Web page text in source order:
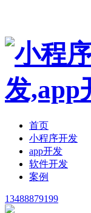
首页
小程序开发
app开发
软件开发
案例
13488879199